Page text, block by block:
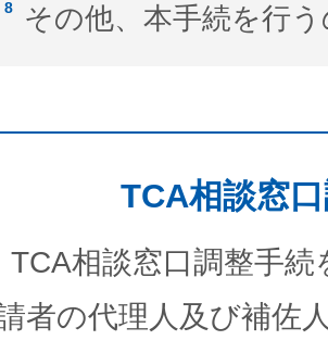
その他、本手続を行
TCA相談窓
TCA相談窓口調整手
者の代理人及び補佐